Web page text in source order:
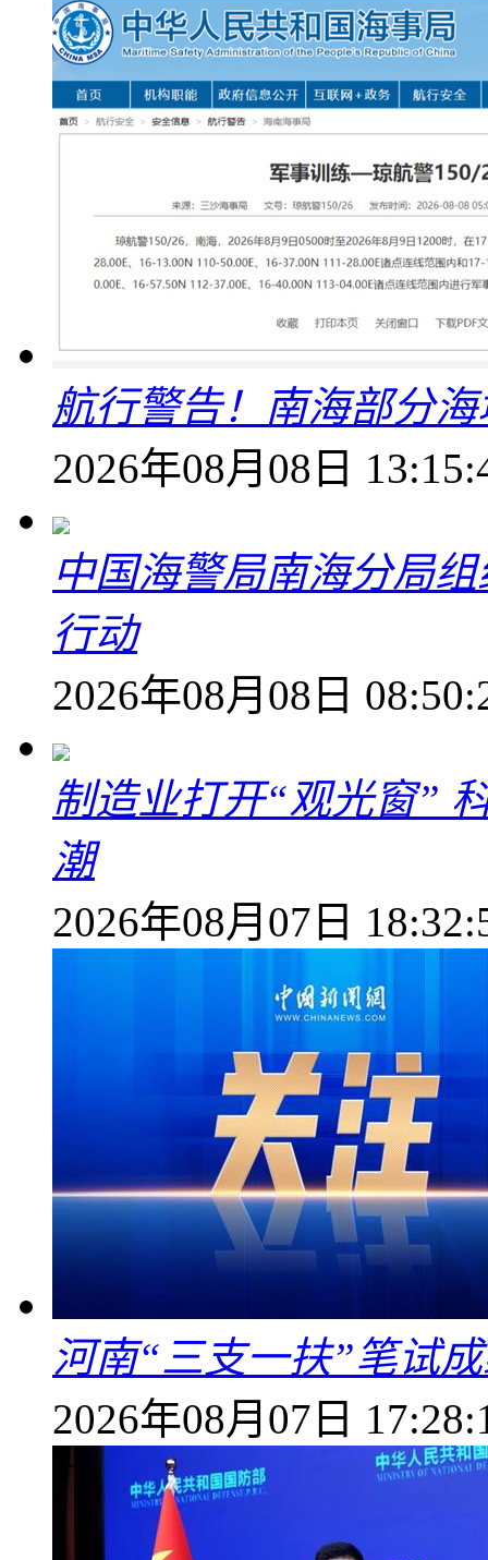
航行警告！南海部分
2026年08月08日
中国海警局南海分局
行动
2026年08月08日
制造业打开“观光窗”
潮
2026年08月07日
河南“三支一扶”笔试
2026年08月07日